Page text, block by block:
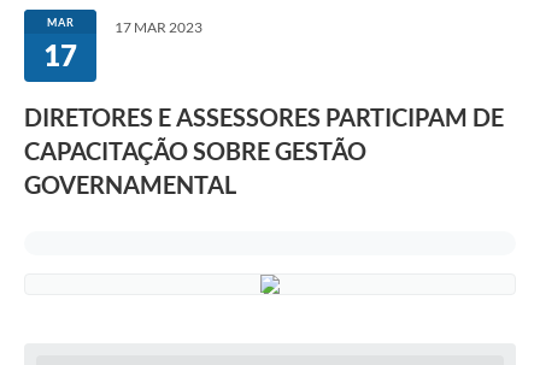
Meio Ambiente
Ouvidoria
Contato
MAR
17
17 MAR 2023
DIRETORES E ASSESSORES PARTICIPAM DE
CAPACITAÇÃO SOBRE GESTÃO
GOVERNAMENTAL